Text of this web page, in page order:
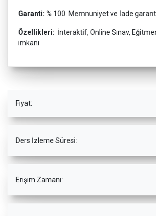
Garanti: % 100 Memnuniyet ve İade
Özellikleri: İnteraktif, Online Sınav,
imkanı
Fiyat:
Ders İzleme Süresi:
Erişim Zamanı: